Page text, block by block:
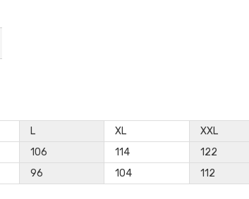
L XL
XXL
106 114
122
96 104 112